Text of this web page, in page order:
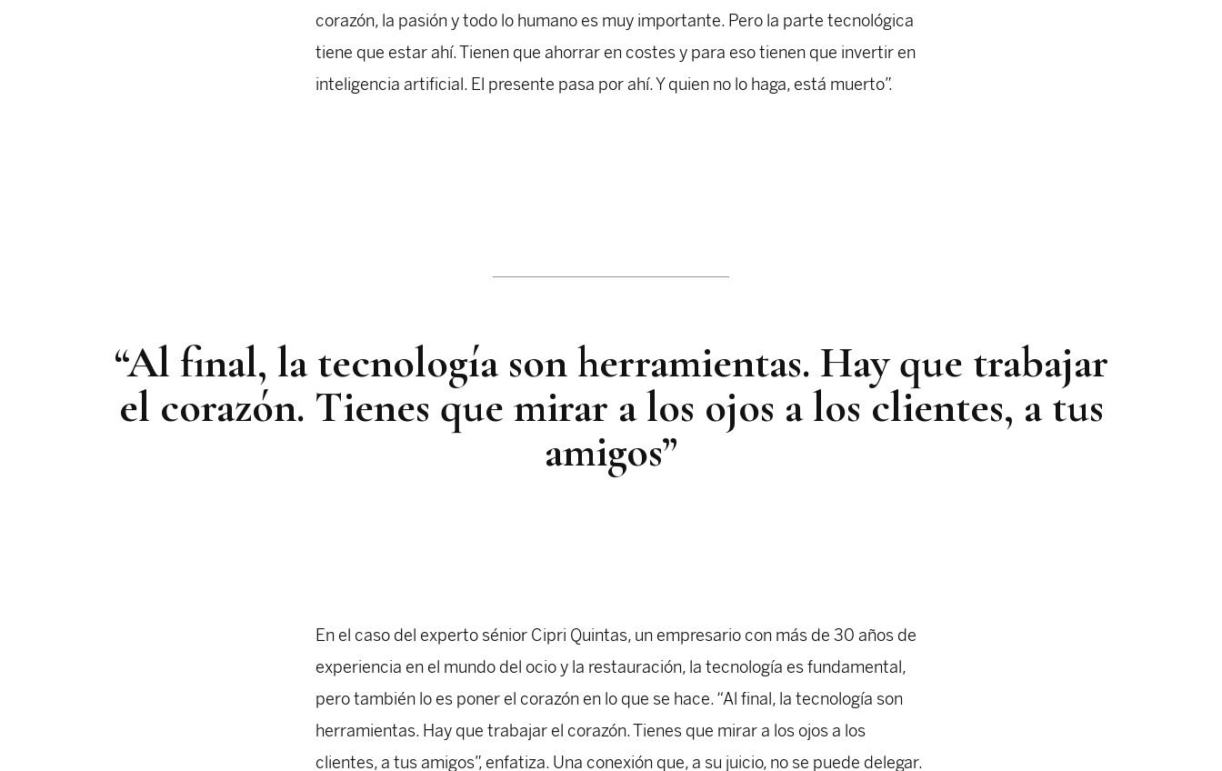
corazón, la pasión y todo lo humano es muy importante. Pero la parte tecnológica
tiene que estar ahí. Tienen que ahorrar en costes y para eso tienen que invertir en
inteligencia artificial. El presente pasa por ahí. Y quien no lo haga, está muerto”.
“Al final, la tecnología son herramientas. Hay que trabajar
el corazón. Tienes que mirar a los ojos a los clientes, a tus
amigos”
En el caso del experto sénior Cipri Quintas, un empresario con más de 30 años de
experiencia en el mundo del ocio y la restauración, la tecnología es fundamental,
pero también lo es poner el corazón en lo que se hace. “Al final, la tecnología son
herramientas. Hay que trabajar el corazón. Tienes que mirar a los ojos a los
clientes, a tus amigos”, enfatiza. Una conexión que, a su juicio, no se puede delegar.